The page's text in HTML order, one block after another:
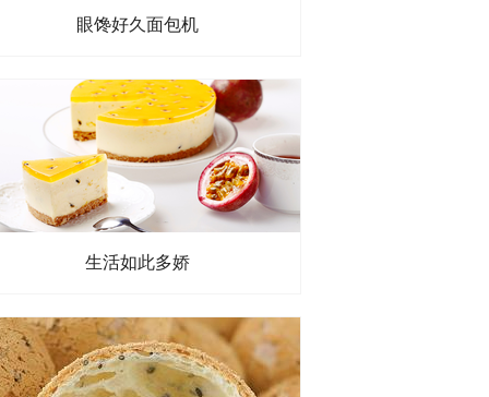
眼馋好久面包机
生活如此多娇